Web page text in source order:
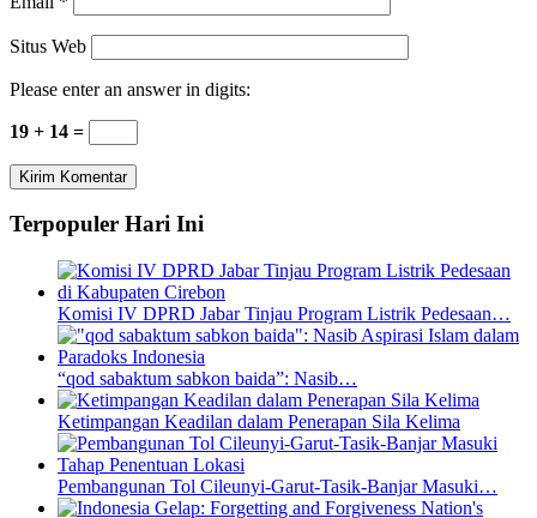
Situs Web
Please enter an answer in digits:
19 + 14 =
Terpopuler Hari Ini
Komisi IV DPRD Jabar Tinjau Program Listrik Pedesaan…
“qod sabaktum sabkon baida”: Nasib…
Ketimpangan Keadilan dalam Penerapan Sila Kelima
Pembangunan Tol Cileunyi-Garut-Tasik-Banjar Masuki…